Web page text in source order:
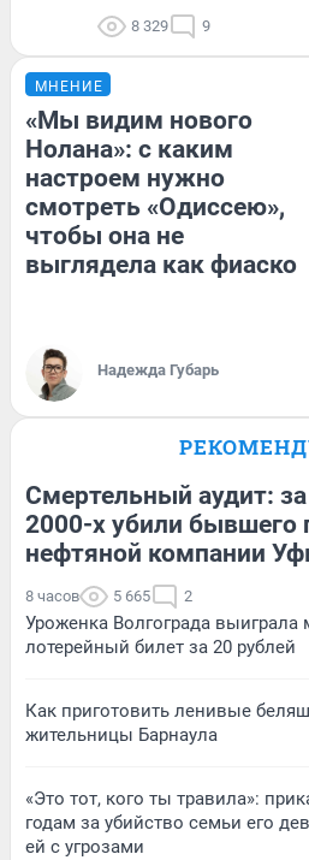
8 329 9
МНЕНИЕ
«Мы видим нового
Нолана»: с каким
настроем нужно
смотреть «Одиссею»,
чтобы она не
выглядела как фиаско
Надежда Губарь
Смертельный аудит:
2000-х убили бывшего
нефтяной компании
8 часов 5 665 2
Уроженка Волгограда выиграла
лотерейный билет за 20 рублей
Как приготовить ленивые
жительницы Барнаула
«Это тот, кого ты травила»:
годам за убийство семьи его
ей с угрозами